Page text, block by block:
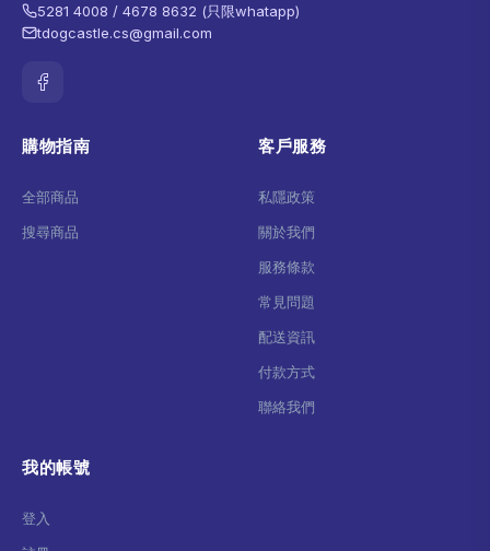
5281 4008 / 4678 8632 (只限whatapp)
tdogcastle.cs@gmail.com
購物指南
全部商品
搜尋商品
客戶服務
私隱政策
關於我們
服務條款
常見問題
配送資訊
付款方式
聯絡我們
我的帳號
登入